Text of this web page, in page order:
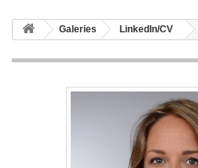
Galeries LinkedIn/CV